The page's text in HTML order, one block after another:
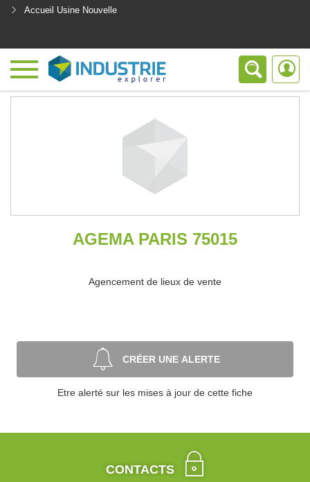
Accueil Usine Nouvelle
AGEMA PARIS 75015
Agencement de lieux de vente
CRÉER UNE ALERTE
Etre alerté sur les mises à jour de cette fiche
CONTACTS